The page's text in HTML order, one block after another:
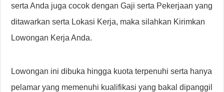
serta Anda juga cocok dengan Gaji serta Pekerjaan yang
ditawarkan serta Lokasi Kerja, maka silahkan Kirimkan
Lowongan Kerja Anda.
Lowongan ini dibuka hingga kuota terpenuhi serta hanya
pelamar yang memenuhi kualifikasi yang bakal dipanggil